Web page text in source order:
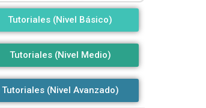
Tutoriales (Nivel Básico)
Tutoriales (Nivel Medio)
Tutoriales (Nivel Avanzado)